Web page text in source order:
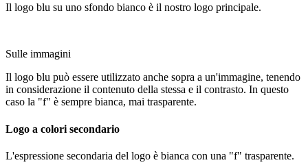
Il logo blu su uno sfondo bianco è il nostro logo principale.
Sulle immagini
Il logo blu può essere utilizzato anche sopra a un'immagine, tenendo
in considerazione il contenuto della stessa e il contrasto. In questo
caso la "f" è sempre bianca, mai trasparente.
Logo a colori secondario
L'espressione secondaria del logo è bianca con una "f" trasparente.